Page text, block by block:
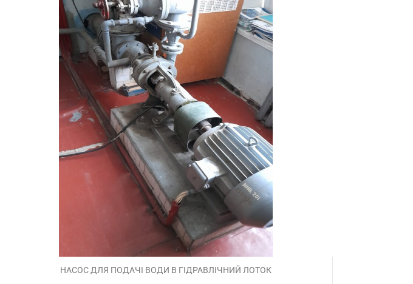
НАСОС ДЛЯ ПОДАЧІ ВОДИ В ГІДРАВЛІЧНИЙ ЛОТОК